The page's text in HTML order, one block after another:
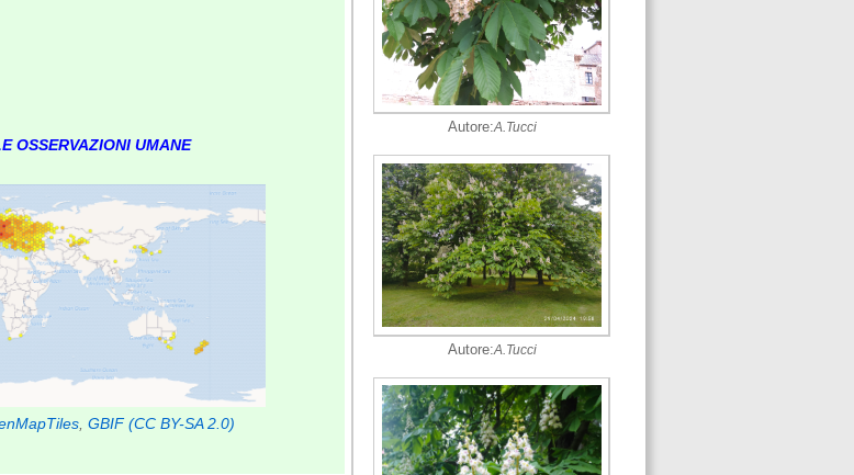
OSSERVAZIONI UMANE
, GBIF (CC BY-SA 2.0)
Autore:A.Tucci
Autore:A.Tucci